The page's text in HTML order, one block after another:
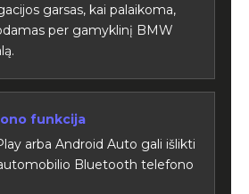
garsas, kai palaikoma,
per gamyklinį BMW
funkcija
arba Android Auto gali išlikti
Bluetooth telefono